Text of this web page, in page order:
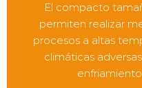
El compacto
permiten realizar
procesos a altas
climáticas